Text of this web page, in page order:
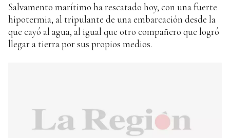
Salvamento marítimo ha rescatado hoy, con una fuerte
hipotermia, al tripulante de una embarcación desde la
que cayó al agua, al igual que otro compañero que logró
llegar a tierra por sus propios medios.